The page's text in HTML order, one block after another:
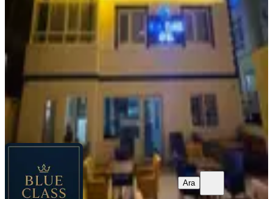
Samsun, Atakum
45 m² 2. Kat ·03.03.2026
BLUE CLASS HOTEL
Ara